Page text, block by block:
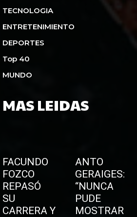
TECNOLOGIA
ENTRETENIMIENTO
DEPORTES
Top 40
MUNDO
MAS LEIDAS
FACUNDO
FOZCO
REPASÓ
SU
CARRERA Y
ANTO
GERAIGES:
“NUNCA
PUDE
MOSTRAR